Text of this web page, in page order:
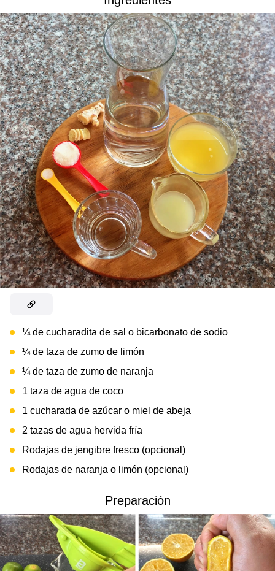
¼ de cucharadita de sal o bicarbonato de sodio
¼ de taza de zumo de limón
¼ de taza de zumo de naranja
1 taza de agua de coco
1 cucharada de azúcar o miel de abeja
2 tazas de agua hervida fría
Rodajas de jengibre fresco (opcional)
Rodajas de naranja o limón (opcional)
Preparación